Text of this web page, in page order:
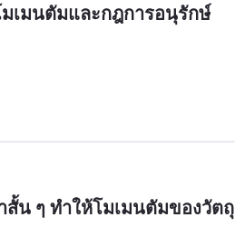
เมนตัมและกฎการอนุรักษ์
สั้น ๆ ทำให้โมเมนตัมของวัตถุ